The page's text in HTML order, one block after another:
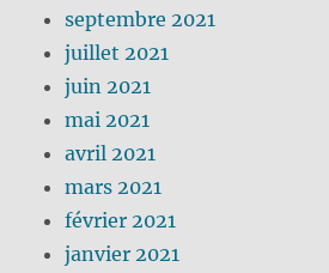
septembre 2021
juillet 2021
juin 2021
mai 2021
avril 2021
mars 2021
février 2021
janvier 2021